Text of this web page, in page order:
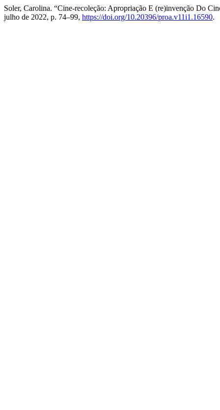
Soler, Carolina. “Cine-recoleção: Apropriação E (re)invenção Do
julho de 2022, p. 74–99, https://doi.org/10.20396/proa.v11i1.16590.